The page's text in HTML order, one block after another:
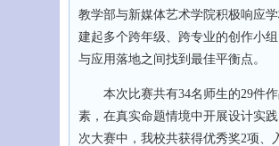
教学部与新媒体艺术学院积极响应
建起多个跨年级、跨专业的创作小
与应用落地之间找到最佳平衡点。
本次比赛共有34名师生的29件作
素，在真实命题情境中开展设计实
次大赛中，我校共获得优秀奖2项、